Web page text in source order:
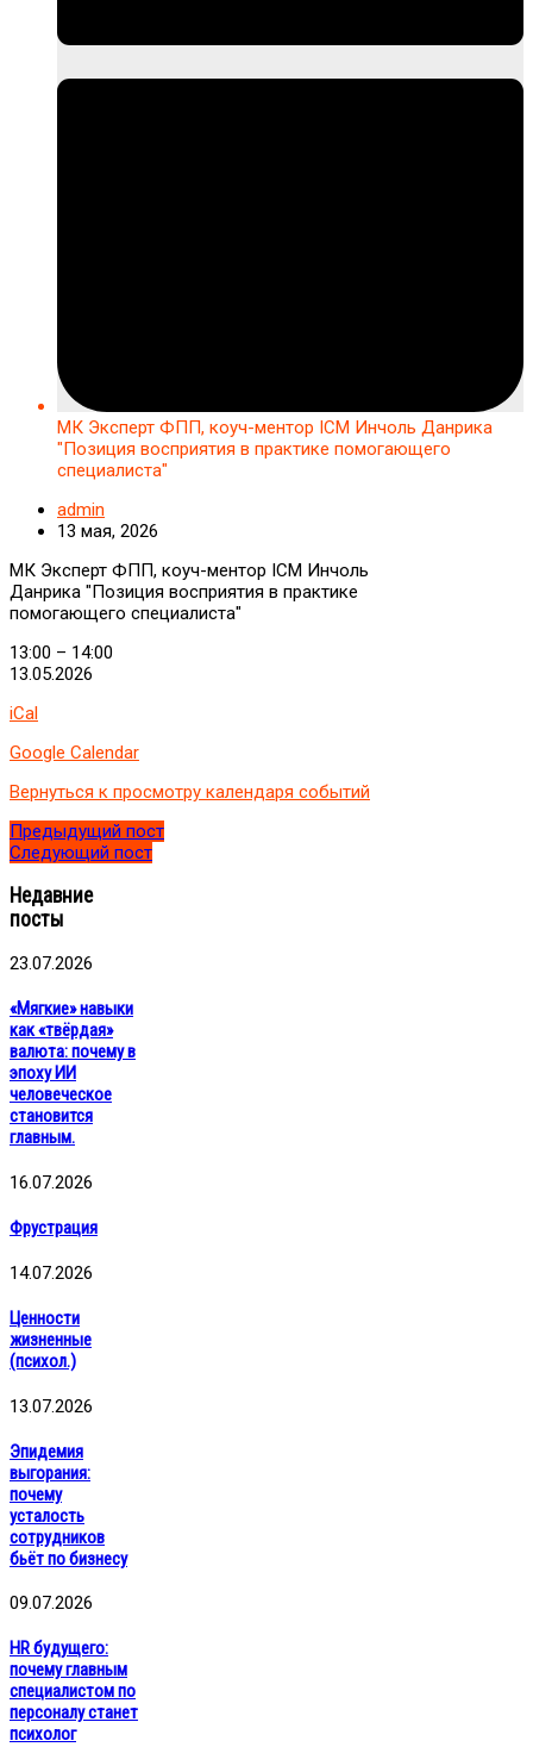
МК Эксперт ФПП, коуч-ментор ICM Инчоль Данрика
"Позиция восприятия в практике помогающего
специалиста"
admin
13 мая, 2026
МК Эксперт ФПП, коуч-ментор ICM Инчоль
Данрика "Позиция восприятия в практике
помогающего специалиста"
13:00 – 14:00
13.05.2026
iCal
Google Calendar
Вернуться к просмотру календаря событий
Предыдущий пост
Следующий пост
Недавние
посты
23.07.2026
«Мягкие» навыки
как «твёрдая»
валюта: почему в
эпоху ИИ
человеческое
становится
главным.
16.07.2026
Фрустрация
14.07.2026
Ценности
жизненные
(психол.)
13.07.2026
Эпидемия
выгорания:
почему
усталость
сотрудников
бьёт по бизнесу
09.07.2026
HR будущего:
почему главным
специалистом по
персоналу станет
психолог